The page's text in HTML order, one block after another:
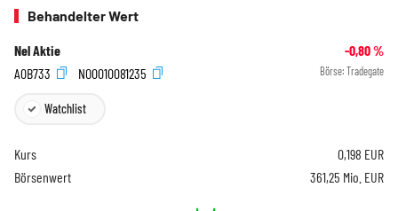
Behandelter Wert
Nel Aktie -0,80%
A0B733
NO0010081235 Börse: Tradegate
Watchlist
Kurs 0,198 EUR
Börsenwert
361,25 Mio. EUR